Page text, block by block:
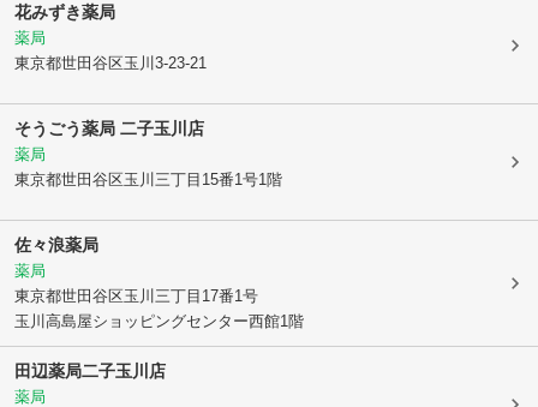
花みずき薬局
薬局
東京都世田谷区玉川3-23-21
そうごう薬局 二子玉川店
薬局
東京都世田谷区玉川三丁目15番1号1階
佐々浪薬局
薬局
東京都世田谷区玉川三丁目17番1号
玉川高島屋ショッピングセンター西館1階
田辺薬局二子玉川店
薬局